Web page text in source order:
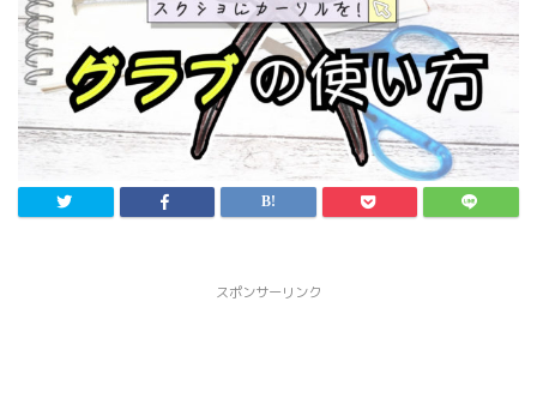
スポンサーリンク